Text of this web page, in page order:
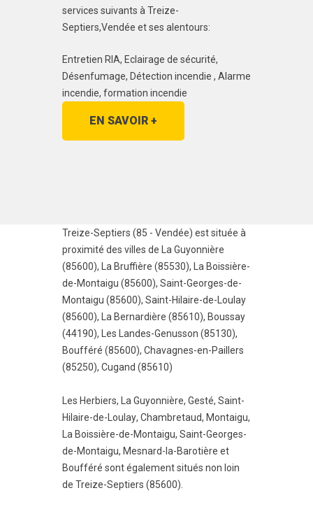
services suivants à Treize-
Septiers,Vendée et ses alentours:
Entretien RIA, Eclairage de sécurité,
Désenfumage, Détection incendie , Alarme
incendie, formation incendie
EN SAVOIR +
Treize-Septiers (85 - Vendée) est située à
proximité des villes de
La Guyonnière
(85600), La Bruffière (85530),
La Boissière-
de-Montaigu (85600), Saint-Georges-de-
Montaigu (85600), Saint-Hilaire-de-Loulay
(85600), La Bernardière (85610), Boussay
(44190), Les Landes-Genusson (85130),
Boufféré (85600), Chavagnes-en-Paillers
(85250), Cugand (85610)
Les Herbiers, La Guyonnière, Gesté, Saint-
Hilaire-de-Loulay, Chambretaud, Montaigu,
La Boissière-de-Montaigu, Saint-Georges-
de-Montaigu, Mesnard-la-Barotière et
Boufféré sont également situés non loin
de Treize-Septiers (85600).